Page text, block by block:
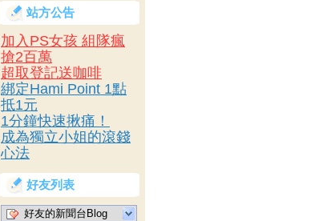
站方公告
加入PS女孩 組隊瘋
搶2百萬
超取登記送咖啡
綁定Hami Point 1點
抵1元
1分鐘快速揪痛！
成為獨立小姐的滾錢
心法
好友列表
好友的新聞台Blog